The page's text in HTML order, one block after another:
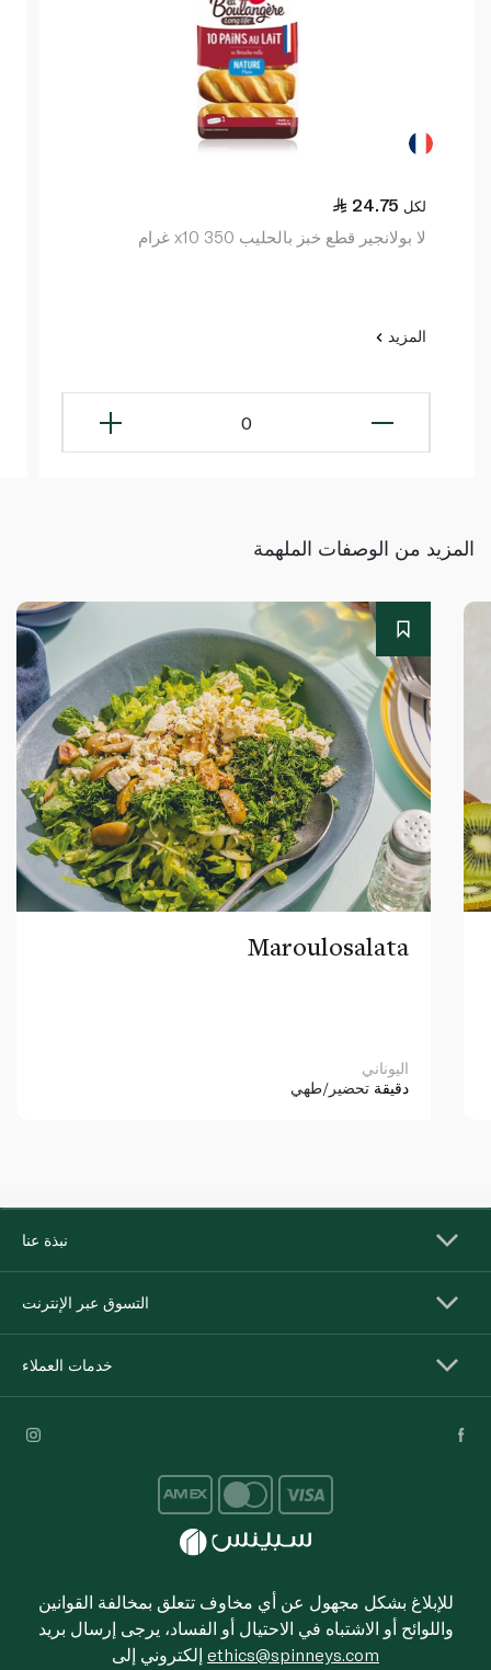
24.75 لكل
لا بولانجير قطع خبز بالحليب x10 350 غرام
المزيد
0
المزيد من الوصفات الملهمة
Maroulosalata
اليوناني
دقيقة تحضير/طهي
نبذة عنا
التسوق عبر الإنترنت
خدمات العملاء
للإبلاغ بشكل مجهول عن أي مخاوف تتعلق بمخالفة القوانين
واللوائح أو الاشتباه في الاحتيال أو الفساد، يرجى إرسال بريد
ethics@spinneys.com